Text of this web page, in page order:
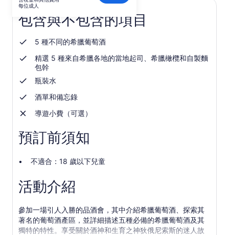
為
NT$1,419
每
位
人
每位成人
中
開
包含與不包含的項目
5 種不同的希臘葡萄酒
精選 5 種來自希臘各地的當地起司、希臘橄欖和自製麵
包幹
瓶裝水
酒單和備忘錄
導遊小費（可選）
預訂前須知
不適合：18 歲以下兒童
活動介紹
參加一場引人入勝的品酒會，其中介紹希臘葡萄酒、探索其
著名的葡萄酒產區，並詳細描述五種必備的希臘葡萄酒及其
獨特的特性。享受關於酒神和生育之神狄俄尼索斯的迷人故